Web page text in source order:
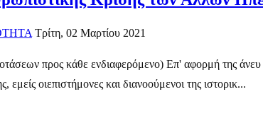
Τρίτη, 02 Μαρτίου 2021
προς κάθε ενδιαφερόμενο) Επ' αφορμή της
εμείς οιεπιστήμονες και διανοούμενοι της ιστορικ...